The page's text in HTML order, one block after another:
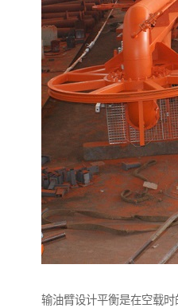
输油臂设计平衡是在空载